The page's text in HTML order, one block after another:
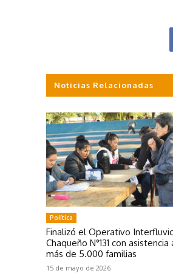
Noticias Relacionadas
Política
Finalizó el Operativo
Chaqueño N°131 con asistencia
más de 5.000 familias
15 de mayo de 2026